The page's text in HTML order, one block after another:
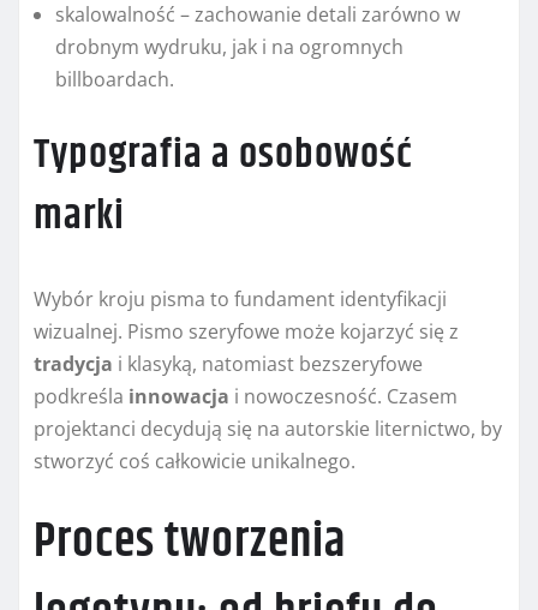
skalowalność – zachowanie detali zarówno w
drobnym wydruku, jak i na ogromnych
billboardach.
Typografia a osobowość
marki
Wybór kroju pisma to fundament identyfikacji
wizualnej. Pismo szeryfowe może kojarzyć się z
tradycja i klasyką, natomiast bezszeryfowe
podkreśla innowacja i nowoczesność. Czasem
projektanci decydują się na autorskie liternictwo, by
stworzyć coś całkowicie unikalnego.
Proces tworzenia